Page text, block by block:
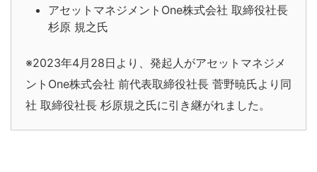
アセットマネジメントOne株式会社 取締役社長
杉原 規之氏
※2023年4月28日より、発起人がアセットマネジメ
ントOne株式会社 前代表取締役社長 菅野暁氏より同
社 取締役社長 杉原規之氏に引き継がれました。